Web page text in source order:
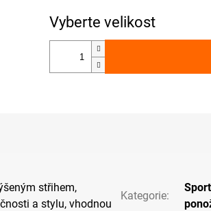
střihem,
a stylu, vhodnou
Kategorie: